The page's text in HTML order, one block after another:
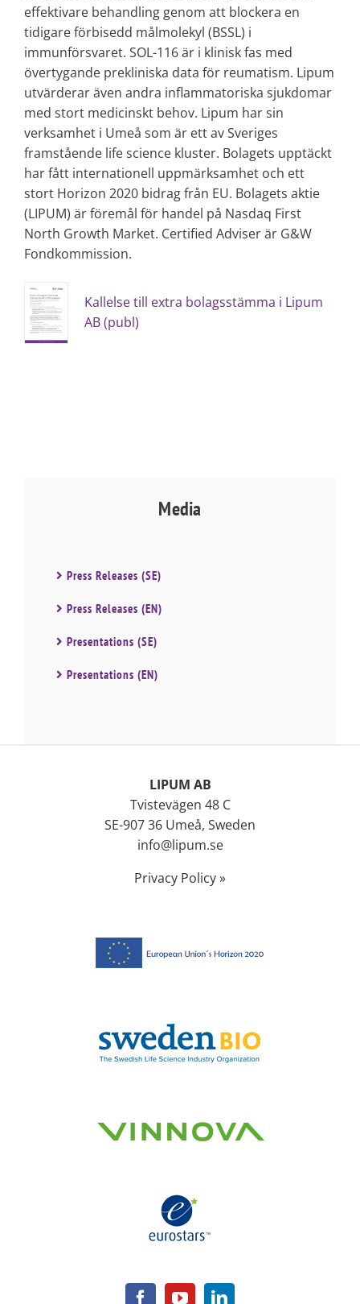
effektivare behandling genom att blockera en
tidigare förbisedd målmolekyl (BSSL) i
immunförsvaret. SOL-116 är i klinisk fas med
övertygande prekliniska data för reumatism. Lipum
utvärderar även andra inflammatoriska sjukdomar
med stort medicinskt behov. Lipum har sin
verksamhet i Umeå som är ett av Sveriges
framstående life science kluster. Bolagets upptäckt
har fått internationell uppmärksamhet och ett
stort Horizon 2020 bidrag från EU. Bolagets aktie
(LIPUM) är föremål för handel på Nasdaq First
North Growth Market. Certified Adviser är G&W
Fondkommission.
Kallelse till extra bolagsstämma i Lipum
AB (publ)
Media
Press Releases (SE)
Press Releases (EN)
Presentations (SE)
Presentations (EN)
LIPUM AB
Tvistevägen 48 C
SE-907 36 Umeå, Sweden
info@lipum.se
Privacy Policy »